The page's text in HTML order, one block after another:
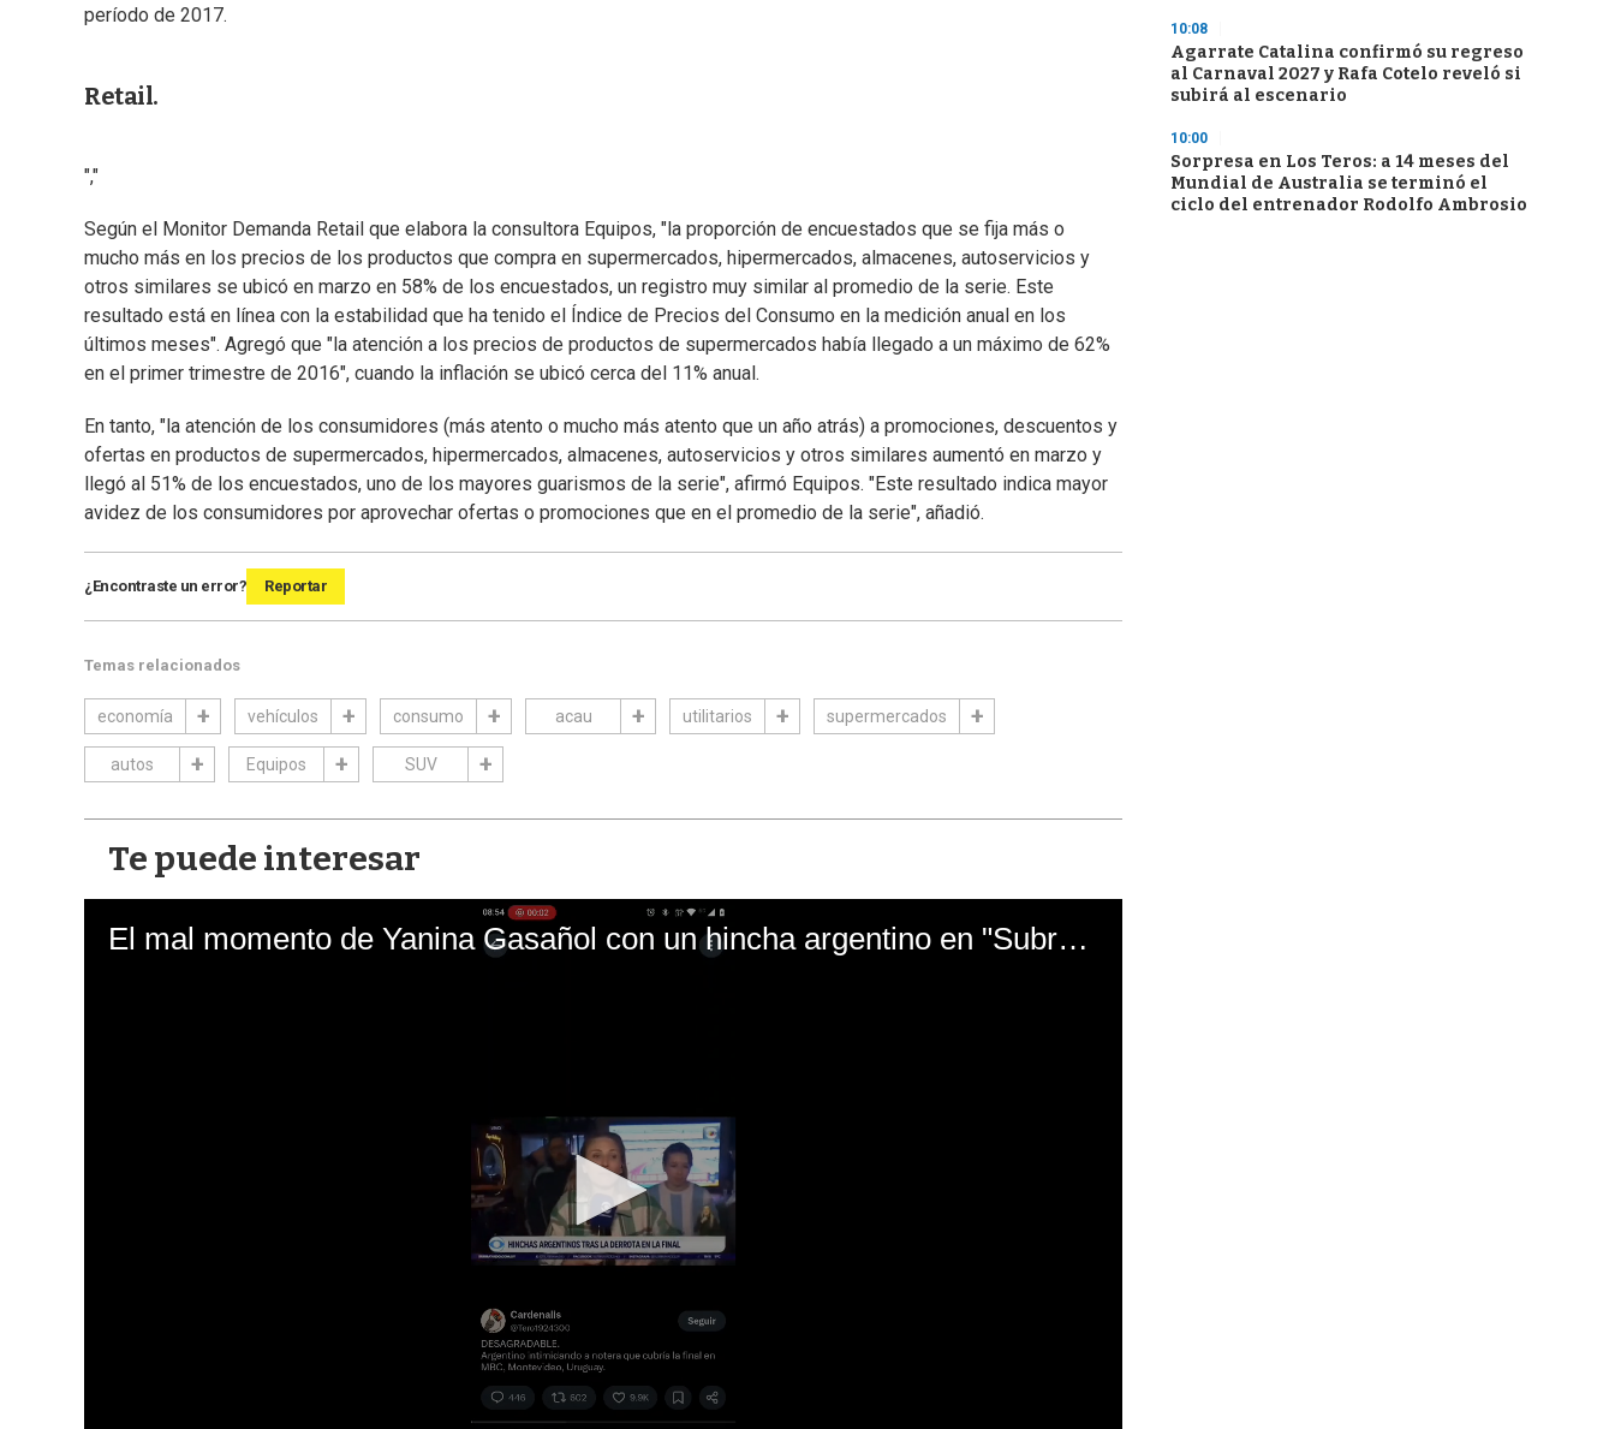
período de 2017.
Retail.
","
Según el Monitor Demanda Retail que elabora la consultora Equipos, "la proporción de encuestados que se fija más o
mucho más en los precios de los productos que compra en supermercados, hipermercados, almacenes, autoservicios y
otros similares se ubicó en marzo en 58% de los encuestados, un registro muy similar al promedio de la serie. Este
resultado está en línea con la estabilidad que ha tenido el Índice de Precios del Consumo en la medición anual en los
últimos meses". Agregó que "la atención a los precios de productos de supermercados había llegado a un máximo de 62%
en el primer trimestre de 2016", cuando la inflación se ubicó cerca del 11% anual.
En tanto, "la atención de los consumidores (más atento o mucho más atento que un año atrás) a promociones, descuentos y
ofertas en productos de supermercados, hipermercados, almacenes, autoservicios y otros similares aumentó en marzo y
llegó al 51% de los encuestados, uno de los mayores guarismos de la serie", afirmó Equipos. "Este resultado indica mayor
avidez de los consumidores por aprovechar ofertas o promociones que en el promedio de la serie", añadió.
¿Encontraste un error? Reportar
Temas relacionados
economía vehículos consumo acau utilitarios supermercados
autos Equipos SUV
Te puede interesar
El mal momento de Yanina Gasañol con un hincha argentino en "Subrayado"
10:08
Agarrate Catalina confirmó su regreso
al Carnaval 2027 y Rafa Cotelo reveló si
subirá al escenario
10:00
Sorpresa en Los Teros: a 14 meses del
Mundial de Australia se terminó el
ciclo del entrenador Rodolfo Ambrosio